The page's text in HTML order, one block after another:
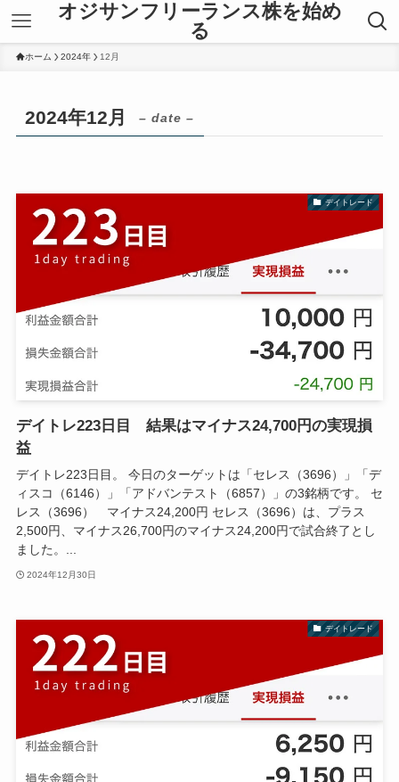
オジサンフリーランス株を始め
る
ホーム 2024年 12月
2024年12月 – date –
デイトレード
デイトレ223日目 結果はマイナス24,700円の実現損
益
デイトレ223日目。 今日のターゲットは「セレス（3696）」「デ
ィスコ（6146）」「アドバンテスト（6857）」の3銘柄です。 セ
レス（3696） マイナス24,200円 セレス（3696）は、プラス
2,500円、マイナス26,700円のマイナス24,200円で試合終了とし
ました。...
2024年12月30日
デイトレード